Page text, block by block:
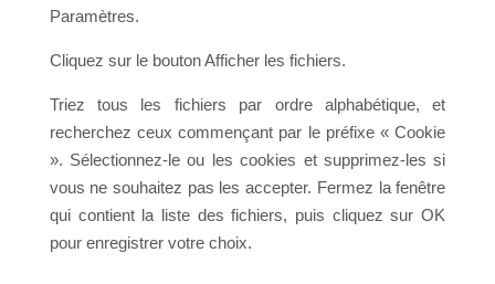
Paramètres.
Cliquez sur le bouton Afficher les fichiers.
Triez tous les fichiers par ordre alphabétique, et
recherchez ceux commençant par le préfixe « Cookie
». Sélectionnez-le ou les cookies et supprimez-les si
vous ne souhaitez pas les accepter. Fermez la fenêtre
qui contient la liste des fichiers, puis cliquez sur OK
pour enregistrer votre choix.